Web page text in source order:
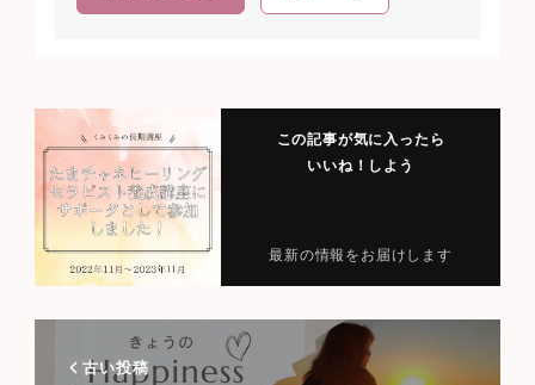
この記事が気に入ったら
いいね！しよう
最新の情報をお届けします
古い投稿